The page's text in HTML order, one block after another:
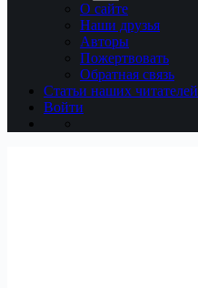
О сайте
Наши друзья
Авторы
Пожертвовать
Обратная связь
Статьи наших читателей
Войти